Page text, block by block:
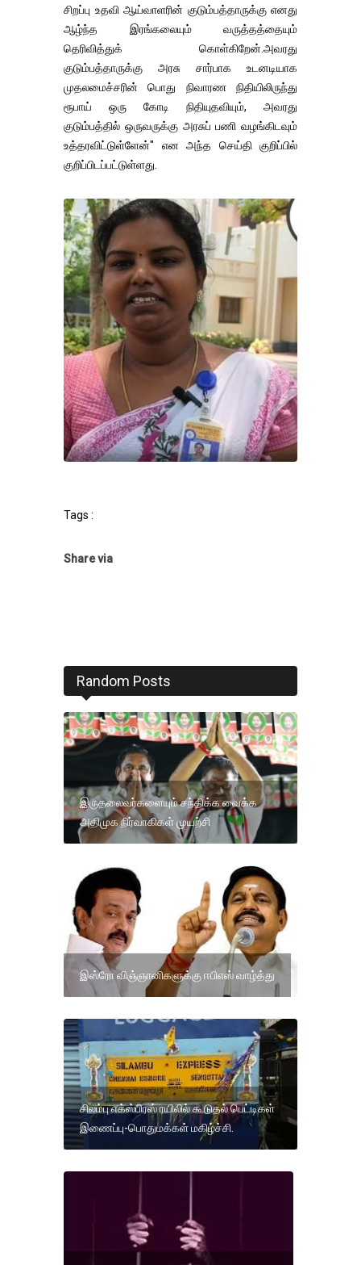
சிறப்பு உதவி ஆய்வாளரின் குடும்பத்தாருக்கு எனது
ஆழ்ந்த இரங்கலையும் வருத்தத்தையும்
தெரிவித்துக் கொள்கிறேன்.அவரது
குடும்பத்தாருக்கு அரசு சார்பாக உடனடியாக
முதலமைச்சரின் பொது நிவாரண நிதியிலிருந்து
ரூபாய் ஒரு கோடி நிதியுதவியும், அவரது
குடும்பத்தில் ஒருவருக்கு அரசுப் பணி வழங்கிடவும்
உத்தரவிட்டுள்ளேன்" என அந்த செய்தி குறிப்பில்
குறிப்பிடப்பட்டுள்ளது.
Tags :
Share via
Random Posts
இருதலைவர்களையும் சந்திக்க வைக்க
அதிமுக நிர்வாகிகள் முயற்சி
இஸ்ரோ விஞ்ஞானிகளுக்கு ஈபிஎஸ் வாழ்த்து
சிலம்பு எக்ஸ்பிரஸ் ரயிலில் கூடுதல் பெட்டிகள்
இணைப்பு-பொதுமக்கள் மகிழ்ச்சி.